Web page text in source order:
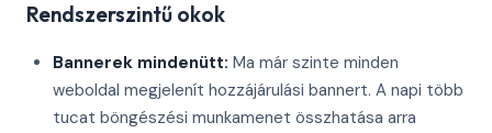
Rendszerszintű okok
Bannerek mindenütt: Ma már szinte minden
weboldal megjelenít hozzájárulási bannert. A napi több
tucat böngészési munkamenet összhatása arra